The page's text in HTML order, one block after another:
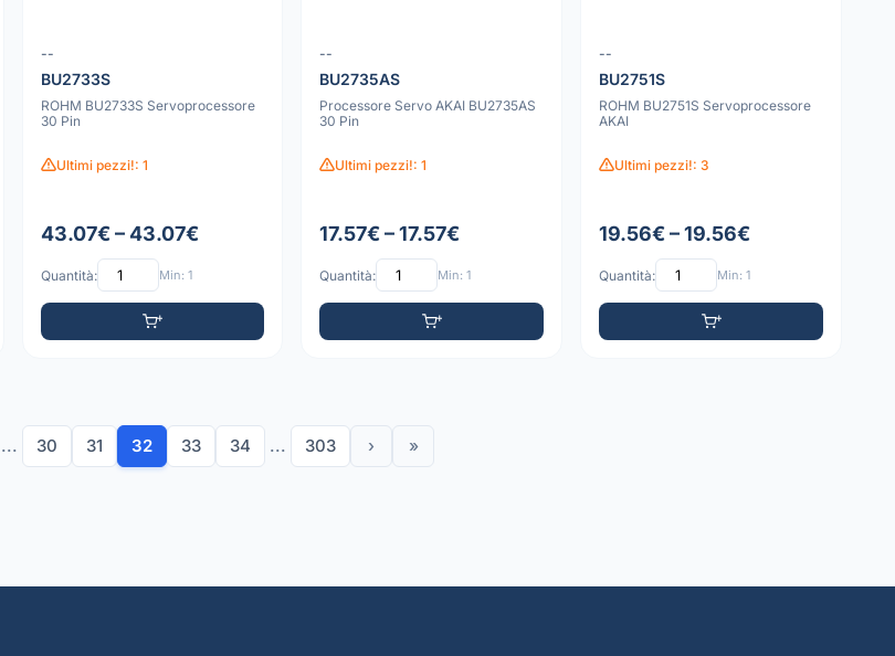
--
BU2733S
ROHM BU2733S Servoprocessore
30 Pin
Ultimi pezzi!: 1
43.07€ – 43.07€
Quantità: Min: 1
--
BU2735AS
Processore Servo AKAI BU2735AS
30 Pin
Ultimi pezzi!: 1
17.57€ – 17.57€
Quantità: Min: 1
--
BU2751S
ROHM BU2751S Servoprocessore
AKAI
Ultimi pezzi!: 3
19.56€ – 19.56€
Quantità: Min: 1
... 30 31 32 33 34 ... 303 › »